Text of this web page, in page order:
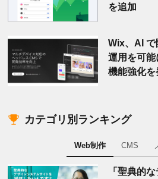
を追加
Wix、AI で
運用を可
機能強化を
カテゴリ別ランキング
Web制作 CMS
「聖典的